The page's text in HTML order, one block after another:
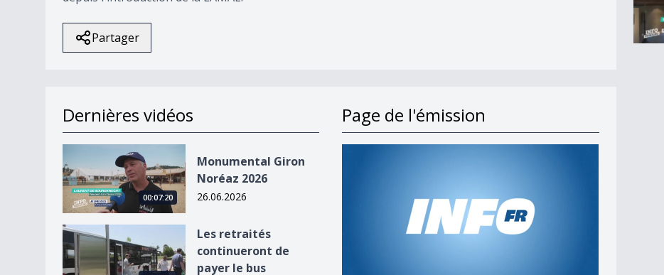
Partager
Dernières vidéos
Monumental Giron Noréaz 2026
00:07:20
Monumental Giron
Noréaz 2026
26.06.2026
Les retraités continueront de payer le bus
Les retraités
continueront de
payer le bus
Page de l'émission